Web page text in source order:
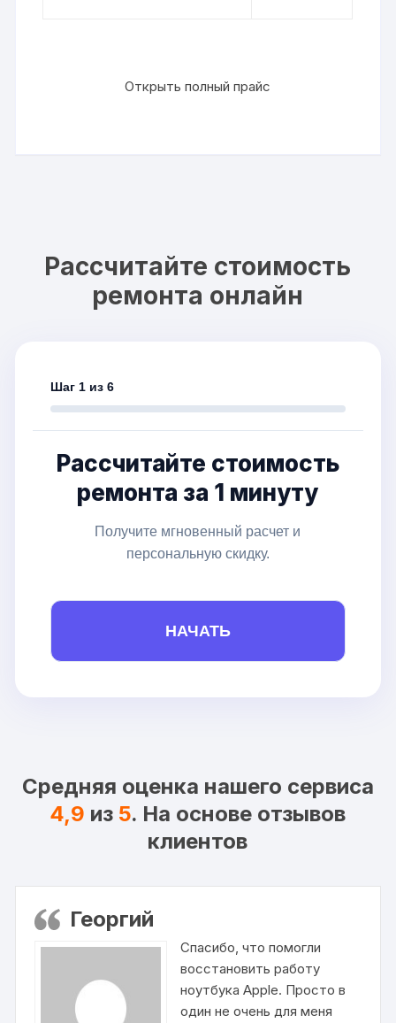
Открыть полный прайс
Рассчитайте стоимость
ремонта онлайн
Шаг 1 из 6
Рассчитайте стоимость
ремонта за 1 минуту
Получите мгновенный расчет и
персональную скидку.
НАЧАТЬ
Средняя оценка нашего сервиса
4,9 из 5. На основе отзывов
клиентов
Георгий
Спасибо, что помогли
восстановить работу
ноутбука Apple. Просто в
один не очень для меня